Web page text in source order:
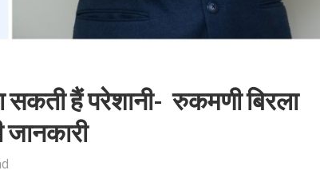
हैं परेशानी- रुकमणी बिरला
जानकारी